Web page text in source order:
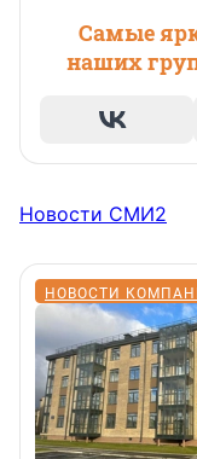
Самые
наших
Новости СМИ2
НОВОСТИ